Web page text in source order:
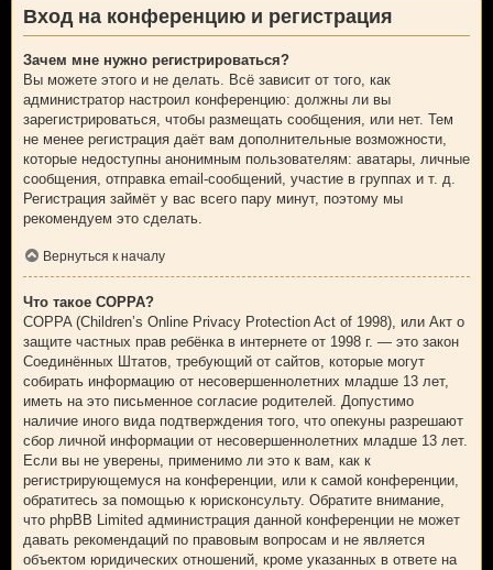
Вход на конференцию и регистрация
Зачем мне нужно регистрироваться?
Вы можете этого и не делать. Всё зависит от того, как
администратор настроил конференцию: должны ли вы
зарегистрироваться, чтобы размещать сообщения, или нет. Тем
не менее регистрация даёт вам дополнительные возможности,
которые недоступны анонимным пользователям: аватары, личные
сообщения, отправка email-сообщений, участие в группах и т. д.
Регистрация займёт у вас всего пару минут, поэтому мы
рекомендуем это сделать.
Вернуться к началу
Что такое COPPA?
COPPA (Children’s Online Privacy Protection Act of 1998), или Акт о
защите частных прав ребёнка в интернете от 1998 г. — это закон
Соединённых Штатов, требующий от сайтов, которые могут
собирать информацию от несовершеннолетних младше 13 лет,
иметь на это письменное согласие родителей. Допустимо
наличие иного вида подтверждения того, что опекуны разрешают
сбор личной информации от несовершеннолетних младше 13 лет.
Если вы не уверены, применимо ли это к вам, как к
регистрирующемуся на конференции, или к самой конференции,
обратитесь за помощью к юрисконсульту. Обратите внимание,
что phpBB Limited администрация данной конференции не может
давать рекомендаций по правовым вопросам и не является
объектом юридических отношений, кроме указанных в ответе на